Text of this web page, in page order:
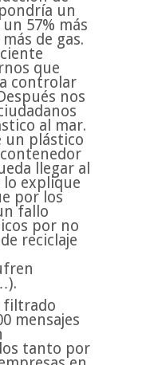
un
57% más
de gas.
que
controlar
nos
al mar.
un plástico
llegar al
lo explique
por los
fallo
por no
reciclaje
filtrado
mensajes
tanto por